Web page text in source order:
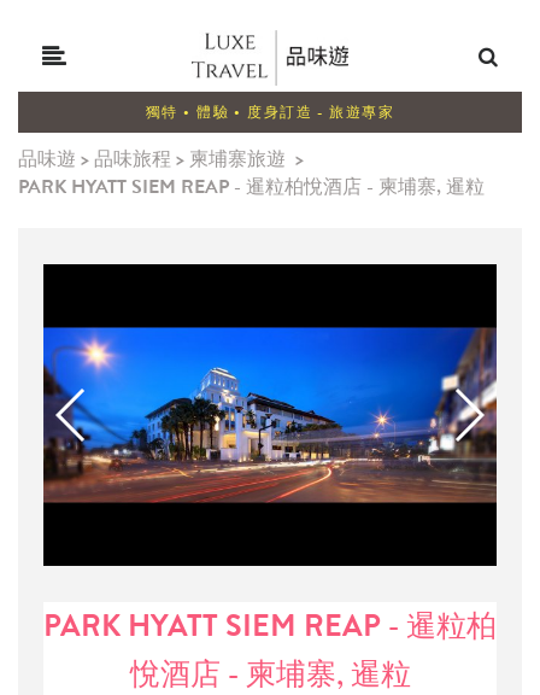
獨特 • 體驗 • 度身訂造 - 旅遊專家
品味遊 > 品味旅程 > 柬埔寨旅遊 >
PARK HYATT SIEM REAP - 暹粒柏悅酒店 - 柬埔寨, 暹粒
PARK HYATT SIEM REAP - 暹粒柏
悅酒店 - 柬埔寨, 暹粒